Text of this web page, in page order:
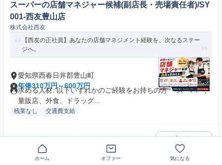
スーパーの店舗マネジャー候補(副店長・売場責任者)/SY
001-西友豊山店
株式会社西友
【西友の正社員】あなたの店舗マネジメント経験を、次なるステー
ジへ。
愛知県西春日井郡豊山町
年俸310万円～600万円
求める人材: 以下いずれかのご経験をお持ちの方 ・スーパー、
量販店、外食、ドラッグ...
残業なし 交通費支給
気になる
ホーム オファー 気になる